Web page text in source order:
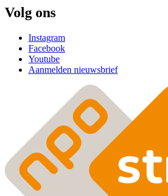
Volg ons
Instagram
Facebook
Youtube
Aanmelden nieuwsbrief